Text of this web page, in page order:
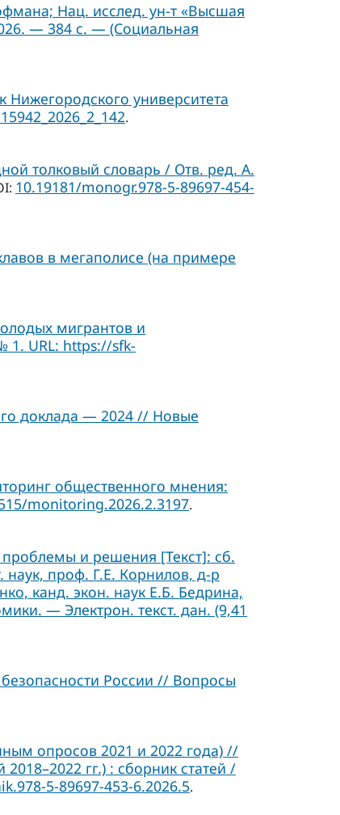
Нац. исслед. ун-т «Высшая
— 384 с. — (Социальная
университета
.
толковый словарь / Отв. ред. А.
10.19181/monogr.978-5-89697-454-
в мегаполисе (на примере
мигрантов и
1. URL: https://sfk-
доклада — 2024 // Новые
общественного мнения:
monitoring.2026.2.3197.
и решения [Текст]: сб.
наук, проф. Г.Е. Корнилов, д-р
канд. экон. наук Е.Б. Бедрина,
— Электрон. текст. дан. (9,41
России // Вопросы
опросов 2021 и 2022 года) //
гг.) : сборник статей /
5-89697-453-6.2026.5.